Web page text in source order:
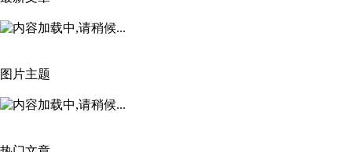
图片主题